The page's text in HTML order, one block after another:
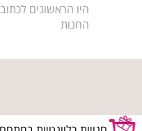
היו הראשונים
החנות